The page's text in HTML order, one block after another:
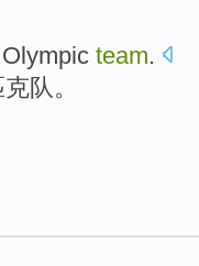
team.
克队 。